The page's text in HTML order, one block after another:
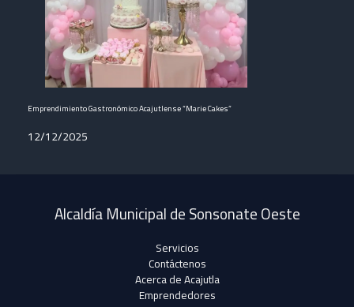
Emprendimiento Gastronómico Acajutlense “Marie Cakes”
12/12/2025
Alcaldía Municipal de Sonsonate Oeste
Servicios
Contáctenos
Acerca de Acajutla
Emprendedores